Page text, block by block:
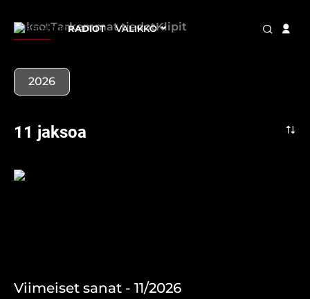
RADIOT VALIKKO
JaksotTarkemmat tiedotKlipit
2026
11 jaksoa
Viimeiset sanat - 11/2026